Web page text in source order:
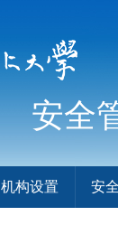
安全
机构设置 安